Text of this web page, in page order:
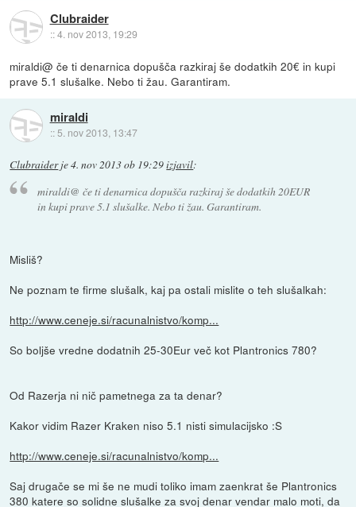
Clubraider
::4. nov 2013, 19:29
miraldi@ če ti denarnica dopušča razkiraj še dodatkih 20€ in kupi
prave 5.1 slušalke. Nebo ti žau. Garantiram.
miraldi
:: 5. nov 2013, 13:47
Clubraiderje4. nov 2013 ob 19:29izjavil:
miraldi@ če ti denarnica dopušča razkiraj še dodatkih 20EUR
in kupi prave 5.1 slušalke. Nebo ti žau. Garantiram.
Misliš?
Ne poznam te firme slušalk, kaj pa ostali mislite o teh slušalkah:
http://www.ceneje.si/racunalnistvo/komp...
So boljše vredne dodatnih 25-30Eur več kot Plantronics 780?
Od Razerja ni nič pametnega za ta denar?
Kakor vidim Razer Kraken niso 5.1 nisti simulacijsko :S
http://www.ceneje.si/racunalnistvo/komp...
Saj drugače se mi še ne mudi toliko imam zaenkrat še Plantronics
380 katere so solidne slušalke za svoj denar vendar malo moti, da